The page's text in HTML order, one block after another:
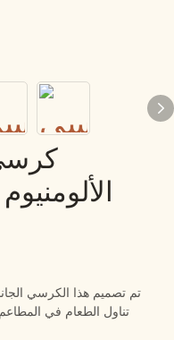
تم تصميم هذا الكرسي
تناول الطعام في